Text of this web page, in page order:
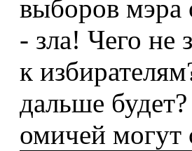
выборов мэра
- зла! Чего не
к
дальше
омичей могут